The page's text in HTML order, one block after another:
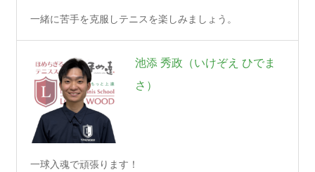
一緒に苦手を克服しテニスを楽しみましょう。
池添 秀政（いけぞえ ひでま
さ）
一球入魂で頑張ります！